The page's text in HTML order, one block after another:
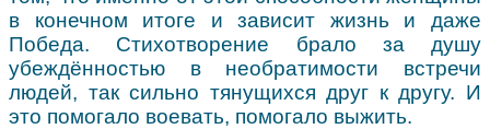
в конечном итоге и зависит жизнь и даже
Победа. Стихотворение брало за душу
убеждённостью в необратимости встречи
людей, так сильно тянущихся друг к другу. И
это помогало воевать, помогало выжить.